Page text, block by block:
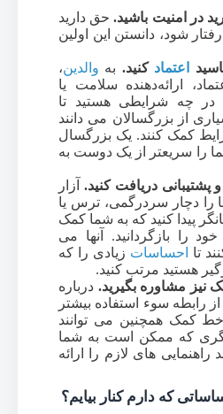
در امنیت باشید.حق دارید
شود، دانستن این اولین
اعتماد کنید. به والدین،
ارائه‌دهنده سلامت یا
در چه شرایطی هستید تا
از بزرگسالان می دانند
کمک کنند. یک بزرگسال
را سریعتر از یک دوست به
پشتیبانی دریافت کنید. آزار
را دچار سردرگمی، ترس یا
پیدا کنید که به شما کمک
خود را بازگردانید. آنها می
تا
احساسات زیادی را که
هستید مرتب کنید.
نیز مشاوره بگیرید. درباره
رابطه سوء استفاده بیشتر
خط کمک همچنین می توانند
که ممکن است به شما
های لازم را ارائه
که دارم کنار بیایم؟